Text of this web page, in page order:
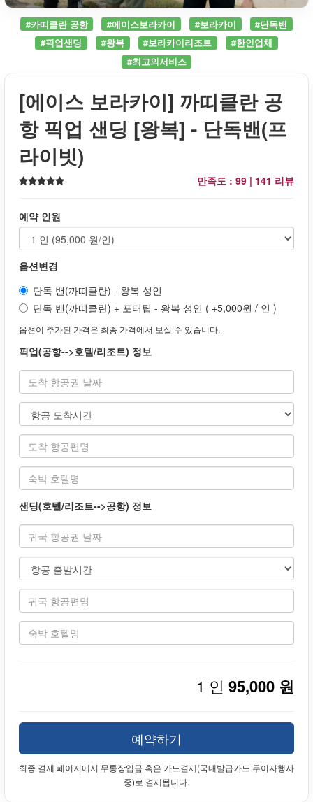
#카띠클란 공항 #에이스보라카이 #보라카이
#단독밴
#픽업샌딩
#왕복 #보라카이리조트
#한인업체
#최고의서비스
[에이스 보라카이] 까띠클란 공
항 픽업 샌딩 [왕복] - 단독밴(프
라이빗)
만족도 : 99 | 141 리뷰
예약 인원
옵션변경
단독 밴(까띠클란) - 왕복 성인
단독 밴(까띠클란) + 포터팁 - 왕복 성인 ( +5,000원 / 인 )
옵션이 추가된 가격은 최종 가격에서 보실 수 있습니다.
픽업(공항-->호텔/리조트) 정보
샌딩(호텔/리조트-->공항) 정보
1 인 95,000 원
예약하기
최종 결제 페이지에서 무통장입금 혹은 카드결제(국내발급카드 무이자행사
중)로 결제됩니다.